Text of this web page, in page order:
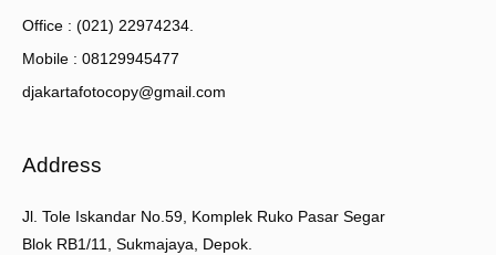
Office : (021) 22974234.
Mobile : 08129945477
djakartafotocopy@gmail.com
Address
Jl. Tole Iskandar No.59, Komplek Ruko Pasar Segar
Blok RB1/11, Sukmajaya, Depok.